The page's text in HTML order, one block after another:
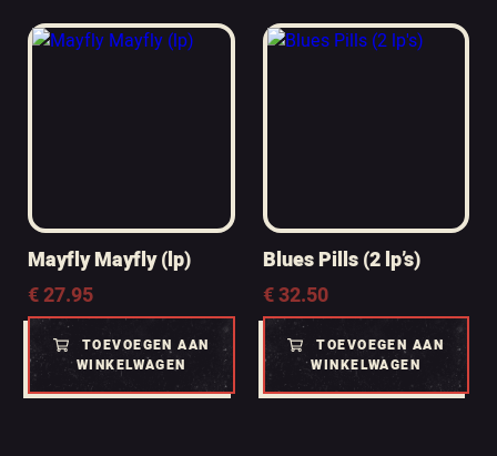
Mayfly Mayfly (lp)
€27.95
TOEVOEGEN AAN
WINKELWAGEN
Blues Pills (2 lp’s)
€32.50
TOEVOEGEN AAN
WINKELWAGEN